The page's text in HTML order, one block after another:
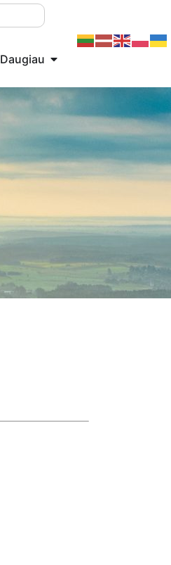
Daugiau